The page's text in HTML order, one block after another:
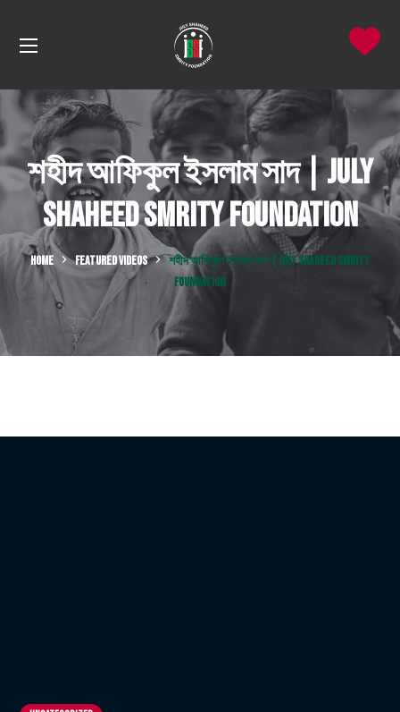
শহীদ আফিকুল ইসলাম সাদ | July
Shaheed Smrity Foundation
HOME FEATURED VIDEOS
শহীদ আফিকুল ইসলাম সাদ | JULY SHAHEED SMRITY
FOUNDATION